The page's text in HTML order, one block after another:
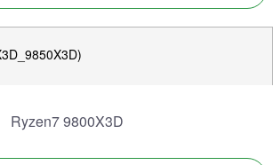
Ryzen7 9800X3D